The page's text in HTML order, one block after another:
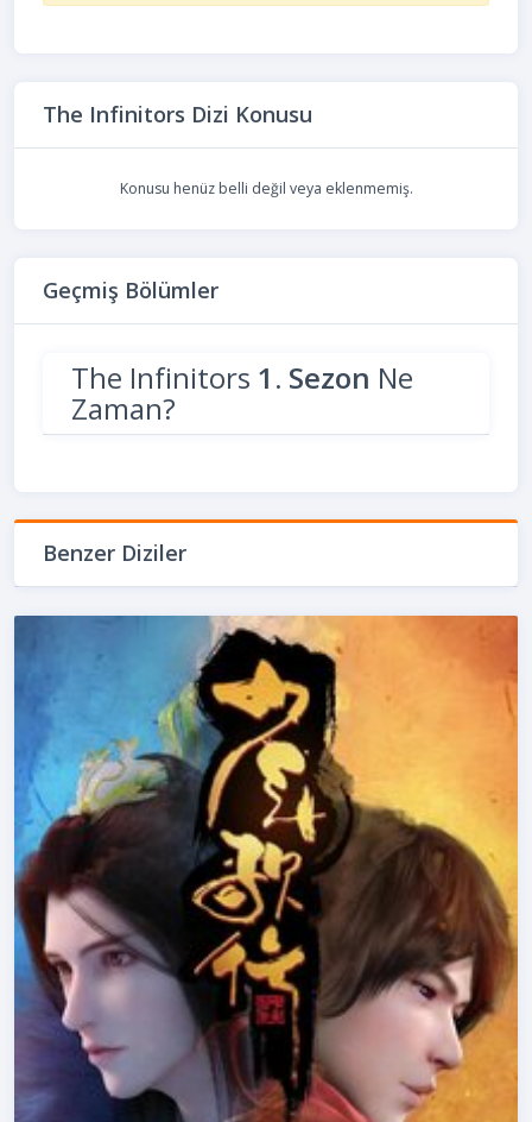
The Infinitors Dizi Konusu
Konusu henüz belli değil veya eklenmemiş.
Geçmiş Bölümler
The Infinitors 1. Sezon Ne
Zaman?
Benzer Diziler